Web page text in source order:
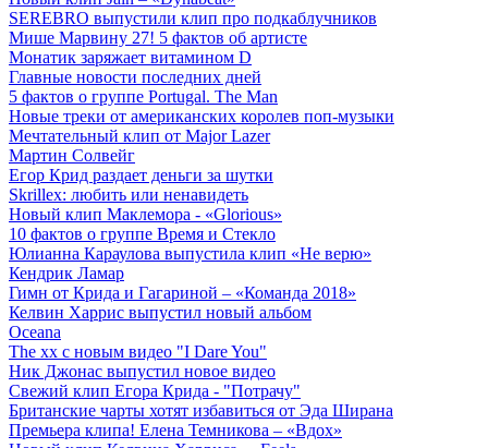
SEREBRO выпустили клип про подкаблучников
Мише Марвину 27! 5 фактов об артисте
Монатик заряжает витамином D
Главные новости последних дней
5 фактов о группе Portugal. The Man
Новые треки от американских королев поп-музыки
Мечтательный клип от Major Lazer
Мартин Солвейг
Егор Крид раздает деньги за шутки
Skrillex: любить или ненавидеть
Новый клип Маклемора - «Glorious»
10 фактов о группе Время и Стекло
Юлианна Караулова выпустила клип «Не верю»
Кендрик Ламар
Гимн от Крида и Гагариной – «Команда 2018»
Келвин Харрис выпустил новый альбом
Oceana
The xx с новым видео "I Dare You"
Ник Джонас выпустил новое видео
Свежий клип Егора Крида - "Потрачу"
Британские чарты хотят избавиться от Эда Ширана
Премьера клипа! Елена Темникова – «Вдох»